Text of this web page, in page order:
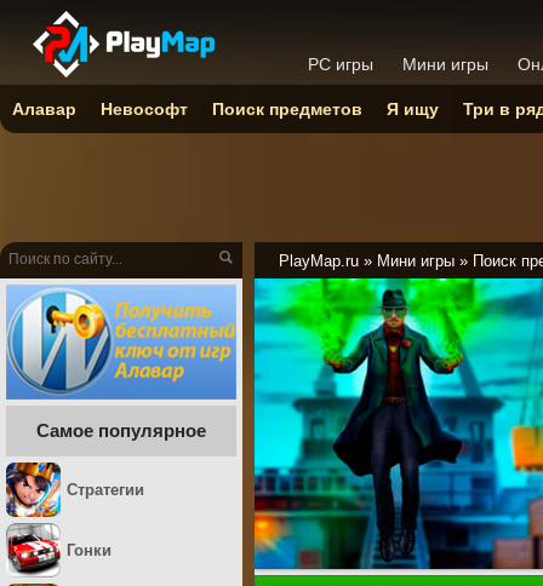
PlayMap.ru » Мини игры » Поиск
Самое популярное
Стратегии
Гонки
PC игры Мини игры
Алавар Невософт Поиск предметов Я ищу Три в